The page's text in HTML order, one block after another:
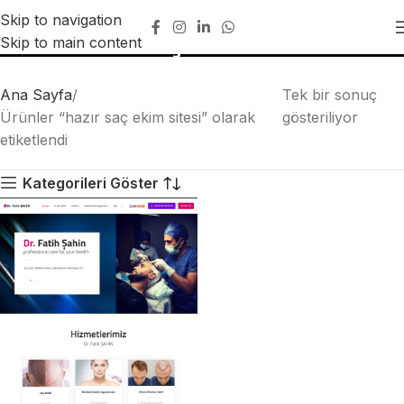
Skip to navigation
Skip to main content
hazır saç ekim sitesi
Ana Sayfa
Ürünler “hazır saç ekim sitesi” olarak
etiketlendi
Tek bir sonuç
gösteriliyor
Kategorileri Göster